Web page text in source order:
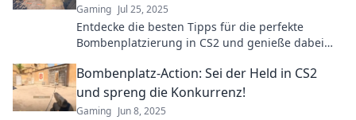
Gaming Jul 25, 2025
Entdecke die besten Tipps für die perfekte
Bombenplatzierung in CS2 und genieße dabei
Bombenplatz-Action: Sei der Held in CS2
und spreng die Konkurrenz!
Gaming Jun 8, 2025